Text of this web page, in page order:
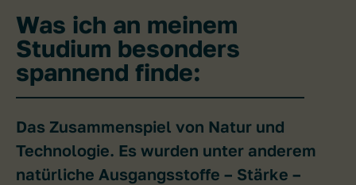
Was ich an meinem
Studium besonders
spannend finde:
Das Zusammenspiel von Natur und
Technologie. Es wurden unter anderem
natürliche Ausgangsstoffe – Stärke –